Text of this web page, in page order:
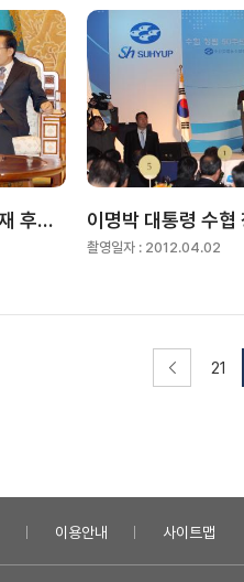
이명박 대통령 김용 세계은행 총재 후보자 접견 이명박 대통령 수
촬영일자 : 2012.04.02
21
이용안내 사이트맵